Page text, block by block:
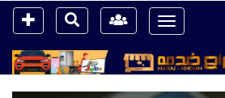
Toggle
navigation